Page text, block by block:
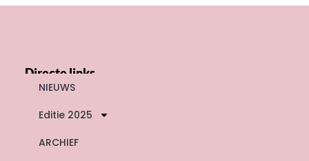
Directe links
NIEUWS
Editie 2025
ARCHIEF